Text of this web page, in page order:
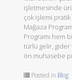
işletmesinde
çok işlemi
Mağaza
Programı hem
türlü gelir,
ön muhasebe
Posted in Blog